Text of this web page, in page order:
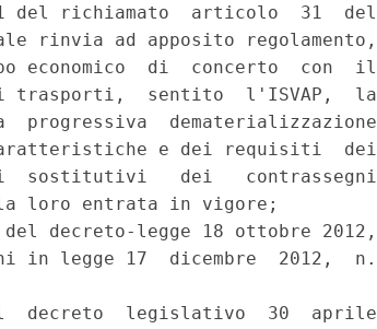
del richiamato  articolo  31  del
rinvia ad apposito regolamento,
economico  di  concerto  con  il
trasporti,  sentito  l'ISVAP,  la
dematerializzazione
e dei requisiti  dei
sostitutivi   dei   contrassegni
loro entrata in vigore;
decreto-legge 18 ottobre 2012,
in legge 17  dicembre  2012,  n.
decreto  legislativo  30  aprile